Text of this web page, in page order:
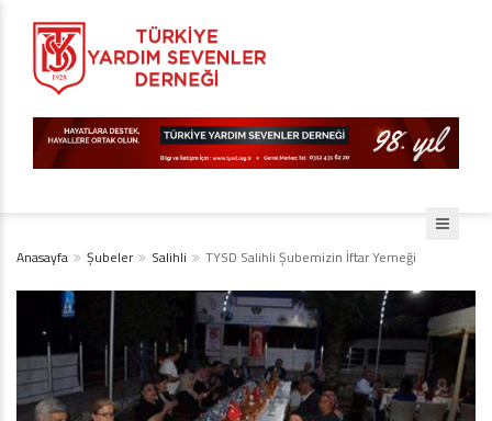
Anasayfa Şubeler Salihli TYSD Salihli Şubemizin İftar Yemeği